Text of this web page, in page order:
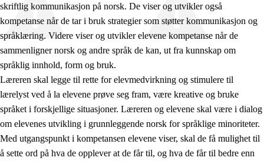
skriftlig kommunikasjon på norsk. De viser og utvikler også
kompetanse når de tar i bruk strategier som støtter kommunikasjon og
språklæring. Videre viser og utvikler elevene kompetanse når de
sammenligner norsk og andre språk de kan, ut fra kunnskap om
språklig innhold, form og bruk.
Læreren skal legge til rette for elevmedvirkning og stimulere til
lærelyst ved å la elevene prøve seg fram, være kreative og bruke
språket i forskjellige situasjoner. Læreren og elevene skal være i dialog
om elevenes utvikling i grunnleggende norsk for språklige minoriteter.
Med utgangspunkt i kompetansen elevene viser, skal de få mulighet til
å sette ord på hva de opplever at de får til, og hva de får til bedre enn